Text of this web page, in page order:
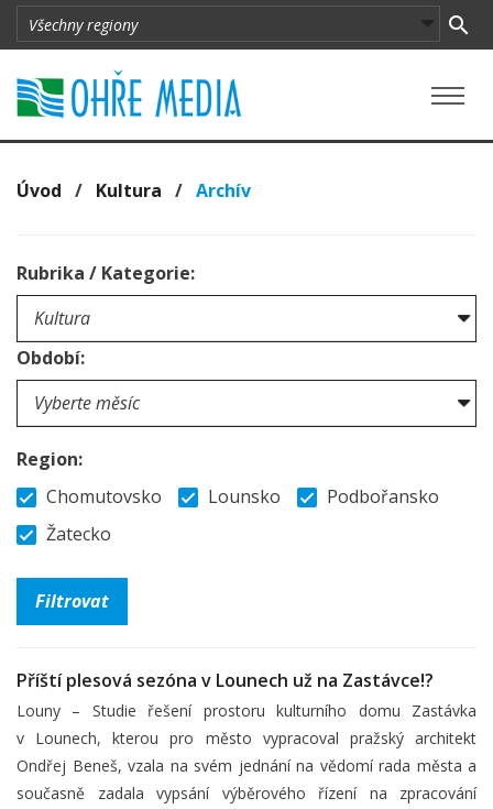
Úvod / Kultura / Archív
Rubrika / Kategorie:
Období:
Region:
Chomutovsko
Lounsko
Podbořansko
Žatecko
Příští plesová sezóna v Lounech už na Zastávce!?
Louny – Studie řešení prostoru kulturního domu Zastávka
v Lounech, kterou pro město vypracoval pražský architekt
Ondřej Beneš, vzala na svém jednání na vědomí rada města a
současně zadala vypsání výběrového řízení na zpracování